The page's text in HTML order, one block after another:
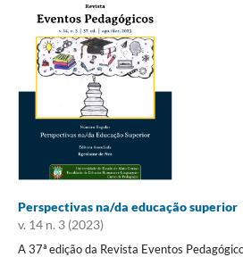
Perspectivas na/da educação superior
v. 14 n. 3 (2023)
A 37ª edição da Revista Eventos